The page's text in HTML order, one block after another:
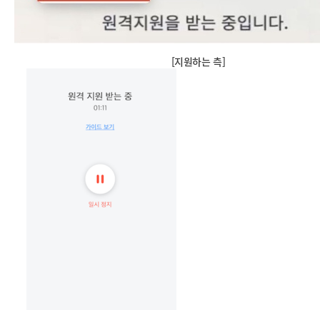
[지원하는 측]